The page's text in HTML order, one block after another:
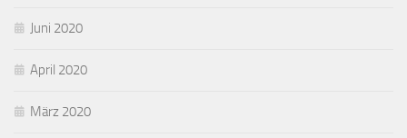
Juni 2020
April 2020
März 2020